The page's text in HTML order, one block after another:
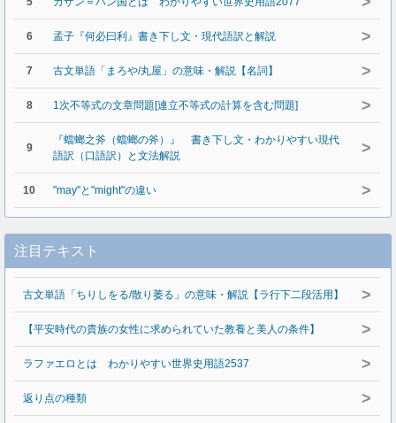
6 孟子『何必曰利』書き下し文・現代語訳と解説 >
7 古文単語「まろや/丸屋」の意味・解説【名詞】 >
8 1次不等式の文章問題[連立不等式の計算を含む問題] >
9
『蟷螂之斧（蟷螂の斧）』 書き下し文・わかりやすい現代
語訳（口語訳）と文法解説
>
10 "may"と"might"の違い >
注目テキスト
古文単語「ちりしをる/散り萎る」の意味・解説【ラ行下二段活用】 >
【平安時代の貴族の女性に求められていた教養と美人の条件】 >
ラファエロとは わかりやすい世界史用語2537 >
返り点の種類 >